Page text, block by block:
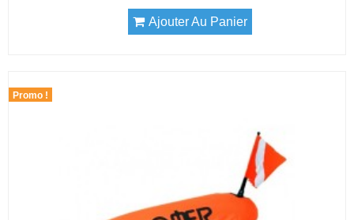
Ajouter Au Panier
Promo !